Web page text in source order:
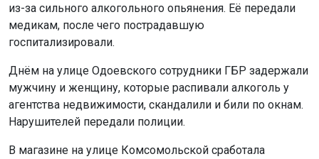
из-за сильного алкогольного опьянения. Её передали
медикам, после чего пострадавшую
госпитализировали.
Днём на улице Одоевского сотрудники ГБР задержали
мужчину и женщину, которые распивали алкоголь у
агентства недвижимости, скандалили и били по окнам.
Нарушителей передали полиции.
В магазине на улице Комсомольской сработала